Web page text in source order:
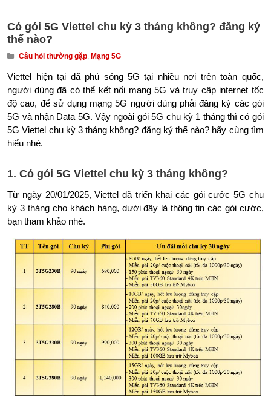
Có gói 5G Viettel chu kỳ 3 tháng không? đăng ký
thế nào?
Câu hỏi thường gặp, Mạng 5G
Viettel hiện tại đã phủ sóng 5G tại nhiều nơi trên toàn quốc,
người dùng đã có thể kết nối mạng 5G và truy cập internet tốc
độ cao, để sử dụng mạng 5G người dùng phải đăng ký các gói
5G và nhận Data 5G. Vậy ngoài gói 5G chu kỳ 1 tháng thì có gói
5G Viettel chu kỳ 3 tháng không? đăng ký thế nào? hãy cùng tìm
hiểu nhé.
1. Có gói 5G Viettel chu kỳ 3 tháng không?
Từ ngày 20/01/2025, Viettel đã triển khai các gói cước 5G chu
kỳ 3 tháng cho khách hàng, dưới đây là thông tin các gói cước,
bạn tham khảo nhé.